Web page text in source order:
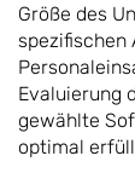
Größe des
spezifischen
Evaluierung
gewählte
optimal